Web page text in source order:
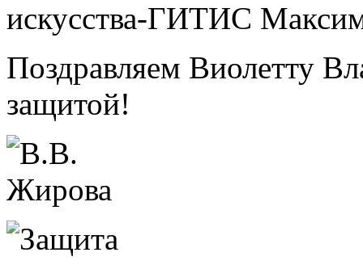
искусства-ГИТИС
Поздравляем Виолетту
защитой!